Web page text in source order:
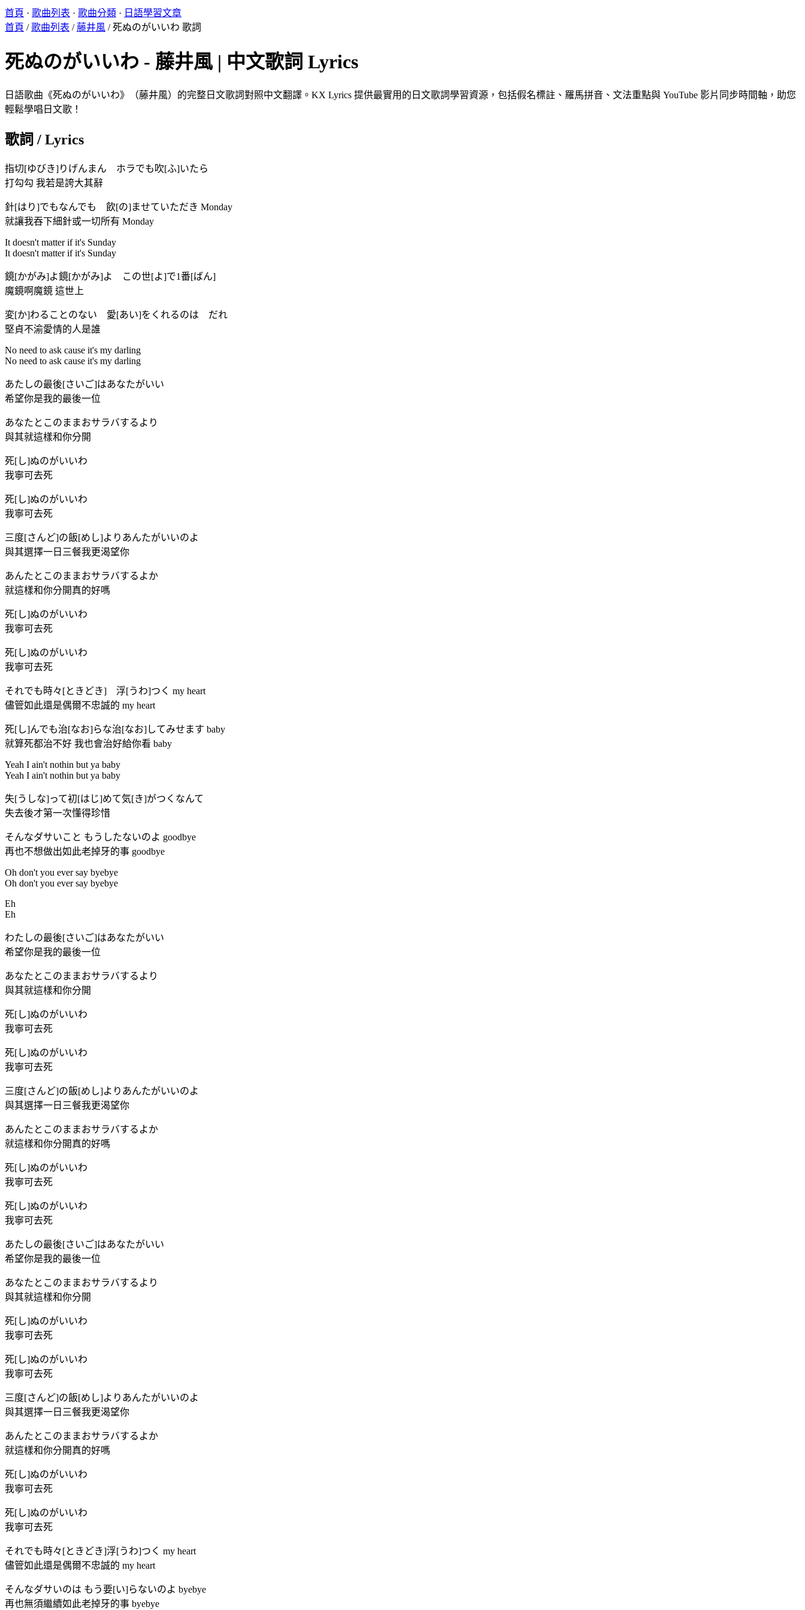
首頁 · 歌曲列表 · 歌曲分類 · 日語學習文章
首頁 /歌曲列表 / 藤井風 /死ぬのがいいわ 歌詞
死ぬのがいいわ - 藤井風 | 中文歌詞 Lyrics
日語歌曲《死ぬのがいいわ》（藤井風）的完整日文歌詞對照中文翻譯。KX Lyrics 提供最實用的日文歌詞學習資源，包括假名標註、羅馬拼音、文法重點與 YouTube 影片同步時間軸，助您
輕鬆學唱日文歌！
歌詞 / Lyrics
指切[ゆびき]りげんまん ホラでも吹[ふ]いたら
打勾勾 我若是誇大其辭
針[はり]でもなんでも 飲[の]ませていただき Monday
就讓我吞下細針或一切所有 Monday
It doesn't matter if it's Sunday
It doesn't matter if it's Sunday
鏡[かがみ]よ鏡[かがみ]よ この世[よ]で1番[ばん]
魔鏡啊魔鏡 這世上
変[か]わることのない 愛[あい]をくれるのは だれ
堅貞不渝愛情的人是誰
No need to ask cause it's my darling
No need to ask cause it's my darling
あたしの最後[さいご]はあなたがいい
希望你是我的最後一位
あなたとこのままおサラバするより
與其就這樣和你分開
死[し]ぬのがいいわ
我寧可去死
死[し]ぬのがいいわ
我寧可去死
三度[さんど]の飯[めし]よりあんたがいいのよ
與其選擇一日三餐我更渴望你
あんたとこのままおサラバするよか
就這樣和你分開真的好嗎
死[し]ぬのがいいわ
我寧可去死
死[し]ぬのがいいわ
我寧可去死
それでも時々[ときどき] 浮[うわ]つく my heart
儘管如此還是偶爾不忠誠的 my heart
死[し]んでも治[なお]らな治[なお]してみせます baby
就算死都治不好 我也會治好給你看 baby
Yeah I ain't nothin but ya baby
Yeah I ain't nothin but ya baby
失[うしな]って初[はじ]めて気[き]がつくなんて
失去後才第一次懂得珍惜
そんなダサいこと もうしたないのよ goodbye
再也不想做出如此老掉牙的事 goodbye
Oh don't you ever say byebye
Oh don't you ever say byebye
Eh
Eh
わたしの最後[さいご]はあなたがいい
希望你是我的最後一位
あなたとこのままおサラバするより
與其就這樣和你分開
死[し]ぬのがいいわ
我寧可去死
死[し]ぬのがいいわ
我寧可去死
三度[さんど]の飯[めし]よりあんたがいいのよ
與其選擇一日三餐我更渴望你
あんたとこのままおサラバするよか
就這樣和你分開真的好嗎
死[し]ぬのがいいわ
我寧可去死
死[し]ぬのがいいわ
我寧可去死
あたしの最後[さいご]はあなたがいい
希望你是我的最後一位
あなたとこのままおサラバするより
與其就這樣和你分開
死[し]ぬのがいいわ
我寧可去死
死[し]ぬのがいいわ
我寧可去死
三度[さんど]の飯[めし]よりあんたがいいのよ
與其選擇一日三餐我更渴望你
あんたとこのままおサラバするよか
就這樣和你分開真的好嗎
死[し]ぬのがいいわ
我寧可去死
死[し]ぬのがいいわ
我寧可去死
それでも時々[ときどき]浮[うわ]つく my heart
儘管如此還是偶爾不忠誠的 my heart
そんなダサいのは もう要[い]らないのよ byebye
再也無須繼續如此老掉牙的事 byebye